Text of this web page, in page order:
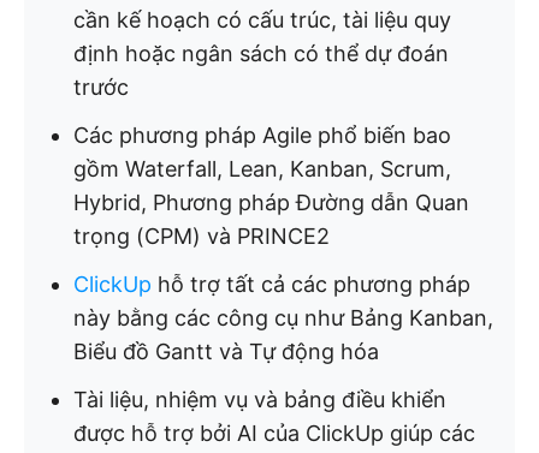
cần kế hoạch có cấu trúc, tài liệu quy
định hoặc ngân sách có thể dự đoán
trước
Các phương pháp Agile phổ biến bao
gồm Waterfall, Lean, Kanban, Scrum,
Hybrid, Phương pháp Đường dẫn Quan
trọng (CPM) và PRINCE2
ClickUp hỗ trợ tất cả các phương pháp
này bằng các công cụ như Bảng Kanban,
Biểu đồ Gantt và Tự động hóa
Tài liệu, nhiệm vụ và bảng điều khiển
được hỗ trợ bởi AI của ClickUp giúp các